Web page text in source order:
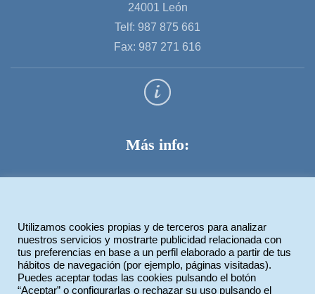
24001 León
Telf: 987 875 661
Fax: 987 271 616
Más info:
Política de cookies
Legiotek Diseño Web
Utilizamos cookies propias y de terceros para analizar
nuestros servicios y mostrarte publicidad relacionada con
tus preferencias en base a un perfil elaborado a partir de tus
hábitos de navegación (por ejemplo, páginas visitadas).
Puedes aceptar todas las cookies pulsando el botón
“Aceptar” o configurarlas o rechazar su uso pulsando el